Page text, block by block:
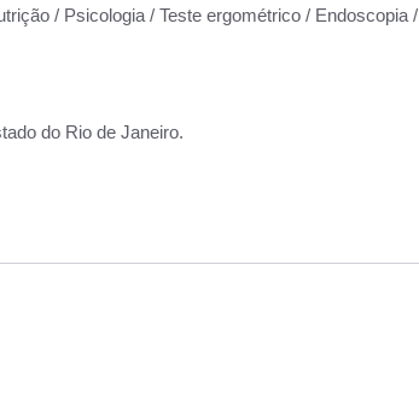
/ Psicologia / Teste ergométrico / Endoscopia /
do Rio de Janeiro.